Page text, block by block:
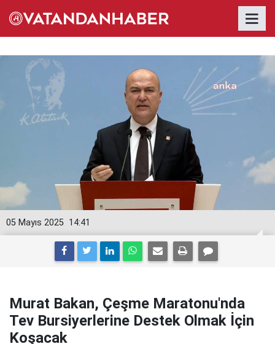
14:41
05 Mayıs 2025
Murat Bakan, Çeşme Maratonu'nda
Tev Bursiyerlerine Destek Olmak İçin
Koşacak